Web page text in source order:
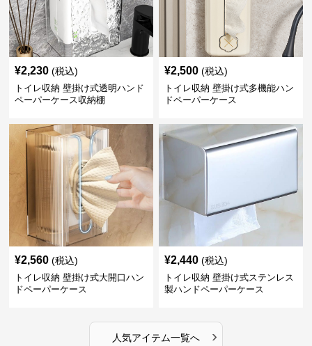
¥2,230 (税込)
トイレ収納 壁掛け式透明ハンド
ペーパーケース収納棚
¥2,500 (税込)
トイレ収納 壁掛け式多機能ハン
ドペーパーケース
¥2,560 (税込)
トイレ収納 壁掛け式大開口ハン
ドペーパーケース
¥2,440 (税込)
トイレ収納 壁掛け式ステンレス
製ハンドペーパーケース
人気アイテム一覧へ ›